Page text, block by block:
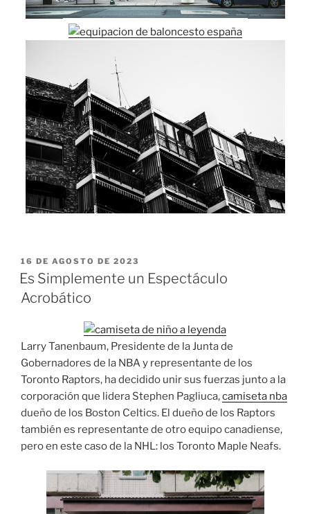
PUBLICADO
EL
16 DE AGOSTO DE 2023
Es Simplemente un Espectáculo
Acrobático
Larry Tanenbaum, Presidente de la Junta de
Gobernadores de la NBA y representante de los
Toronto Raptors, ha decidido unir sus fuerzas junto a la
corporación que lidera Stephen Pagliuca,camiseta nba
dueño de los Boston Celtics. El dueño de los Raptors
también es representante de otro equipo canadiense,
pero en este caso de la NHL: los Toronto Maple Neafs.